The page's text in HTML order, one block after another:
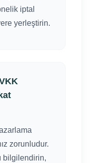
iptal
yerleştirin.
zorunludur.
bilgilendirin,